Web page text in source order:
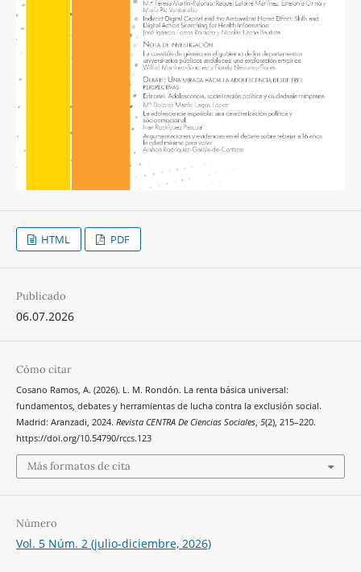
HTML PDF
Publicado
06.07.2026
Cómo citar
Cosano Ramos, A. (2026). L. M. Rondón. La renta básica universal:
fundamentos, debates y herramientas de lucha contra la exclusión social.
Madrid: Aranzadi, 2024. Revista CENTRA De Ciencias Sociales, 5(2), 215–220.
https://doi.org/10.54790/rccs.123
Más formatos de cita
Número
Vol. 5 Núm. 2 (julio-diciembre, 2026)